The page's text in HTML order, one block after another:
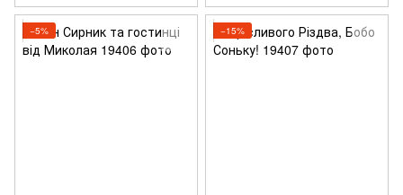
−5% −15%